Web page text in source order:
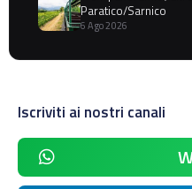
Paratico/Sarnico
6 Ago 2026
Iscriviti ai nostri canali